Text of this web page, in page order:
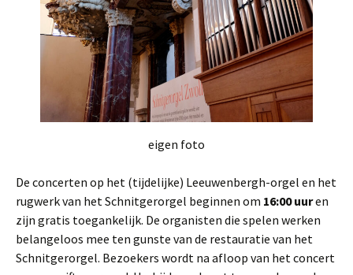
eigen foto
De concerten op het (tijdelijke) Leeuwenbergh-orgel en het
rugwerk van het Schnitgerorgel beginnen om 16:00 uuren
zijn gratis toegankelijk. De organisten die spelen werken
belangeloos mee ten gunste van de restauratie van het
Schnitgerorgel. Bezoekers wordt na afloop van het concert